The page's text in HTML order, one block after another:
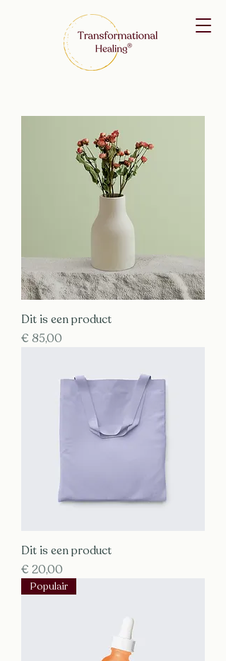
Dit is een product
Prijs
€ 85,00
Dit is een product
Prijs
€ 20,00
Populair